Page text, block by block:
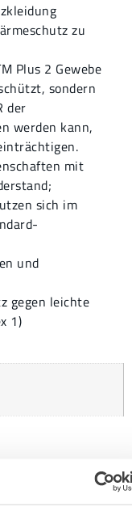
zu
Plus 2 Gewebe
sondern
der
werden kann,
mit
sich im
und
gegen leichte
1)